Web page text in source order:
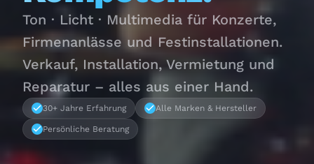
Ton · Licht · Multimedia für Konzerte,
Firmenanlässe und Festinstallationen.
Verkauf, Installation, Vermietung und
Reparatur – alles aus einer Hand.
30+ Jahre Erfahrung Alle Marken & Hersteller
Persönliche Beratung